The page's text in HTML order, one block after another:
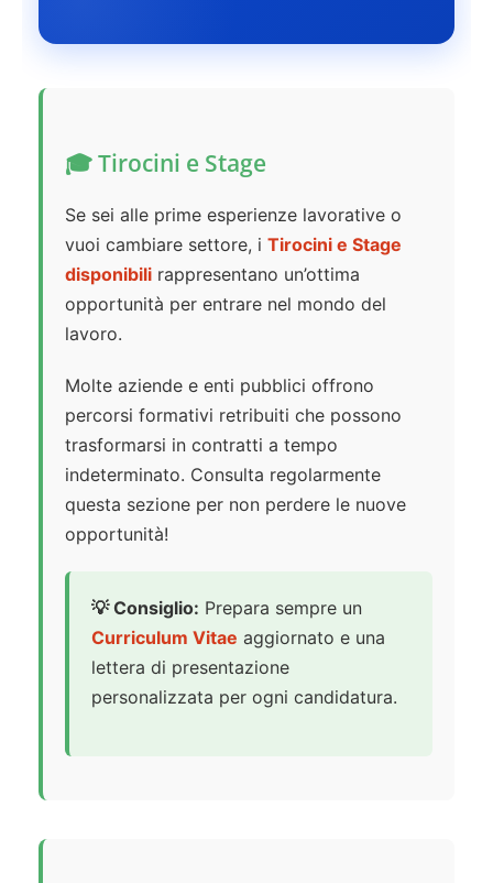
🎓 Tirocini e Stage
Se sei alle prime esperienze lavorative o
vuoi cambiare settore, i Tirocini e Stage
disponibili rappresentano un’ottima
opportunità per entrare nel mondo del
lavoro.
Molte aziende e enti pubblici offrono
percorsi formativi retribuiti che possono
trasformarsi in contratti a tempo
indeterminato. Consulta regolarmente
questa sezione per non perdere le nuove
opportunità!
💡 Consiglio: Prepara sempre un
Curriculum Vitae aggiornato e una
lettera di presentazione
personalizzata per ogni candidatura.